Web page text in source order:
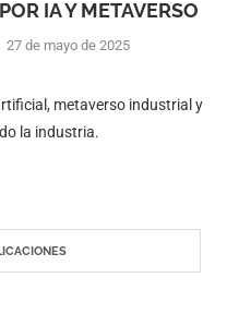
IA Y METAVERSO
27 de mayo de 2025
metaverso industrial y
la industria.